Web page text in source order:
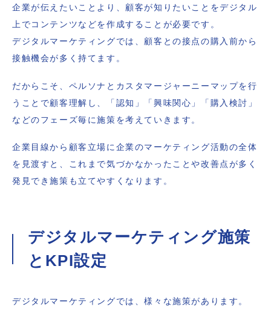
企業が伝えたいことより、顧客が知りたいことをデジタル
上でコンテンツなどを作成することが必要です。
デジタルマーケティングでは、顧客との接点の購入前から
接触機会が多く持てます。
だからこそ、ペルソナとカスタマージャーニーマップを行
うことで顧客理解し、「認知」「興味関心」「購入検討」
などのフェーズ毎に施策を考えていきます。
企業目線から顧客立場に企業のマーケティング活動の全体
を見渡すと、これまで気づかなかったことや改善点が多く
発見でき施策も立てやすくなります。
デジタルマーケティング施策
とKPI設定
デジタルマーケティングでは、様々な施策があります。